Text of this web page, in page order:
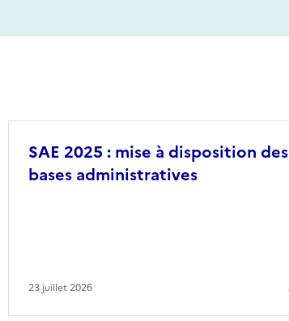
SAE 2025 : mise à disposition des
bases administratives
23 juillet 2026